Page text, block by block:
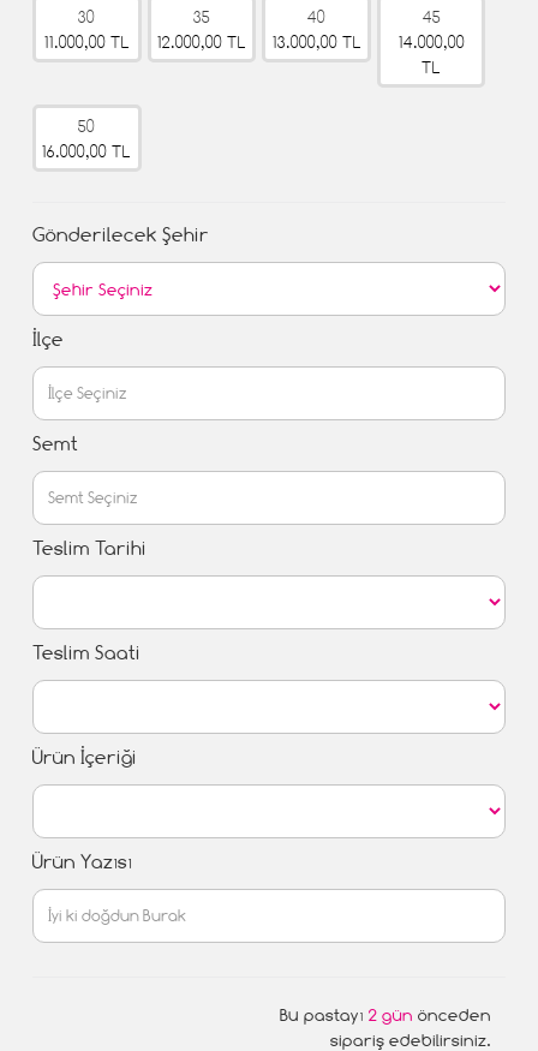
30
11.000,00 TL
35
12.000,00 TL
40
13.000,00 TL
45
14.000,00
TL
50
16.000,00 TL
Gönderilecek Şehir
İlçe
Semt
Teslim Tarihi
Teslim Saati
Ürün İçeriği
Ürün Yazısı
Bu pastayı 2 gün önceden
sipariş edebilirsiniz.